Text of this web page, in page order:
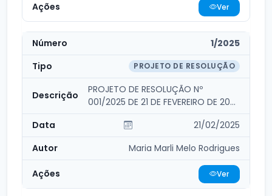
Ver
1/2025
PROJETO DE RESOLUÇÃO
PROJETO DE RESOLUÇÃO Nº
001/2025 DE 21 DE FEVEREIRO DE 2025
21/02/2025
Maria Marli Melo Rodrigues
Ver